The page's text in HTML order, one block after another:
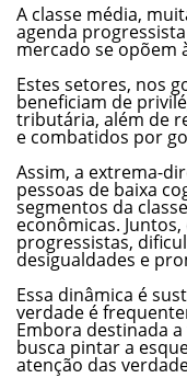
A classe média,
agenda
mercado se opõem
Estes setores, nos
beneficiam de
tributária, além de
e combatidos por
Assim, a extrema-
pessoas de baixa
segmentos da
econômicas.
progressistas,
desigualdades e
Essa dinâmica é
verdade é
Embora destinada
busca pintar a
atenção das